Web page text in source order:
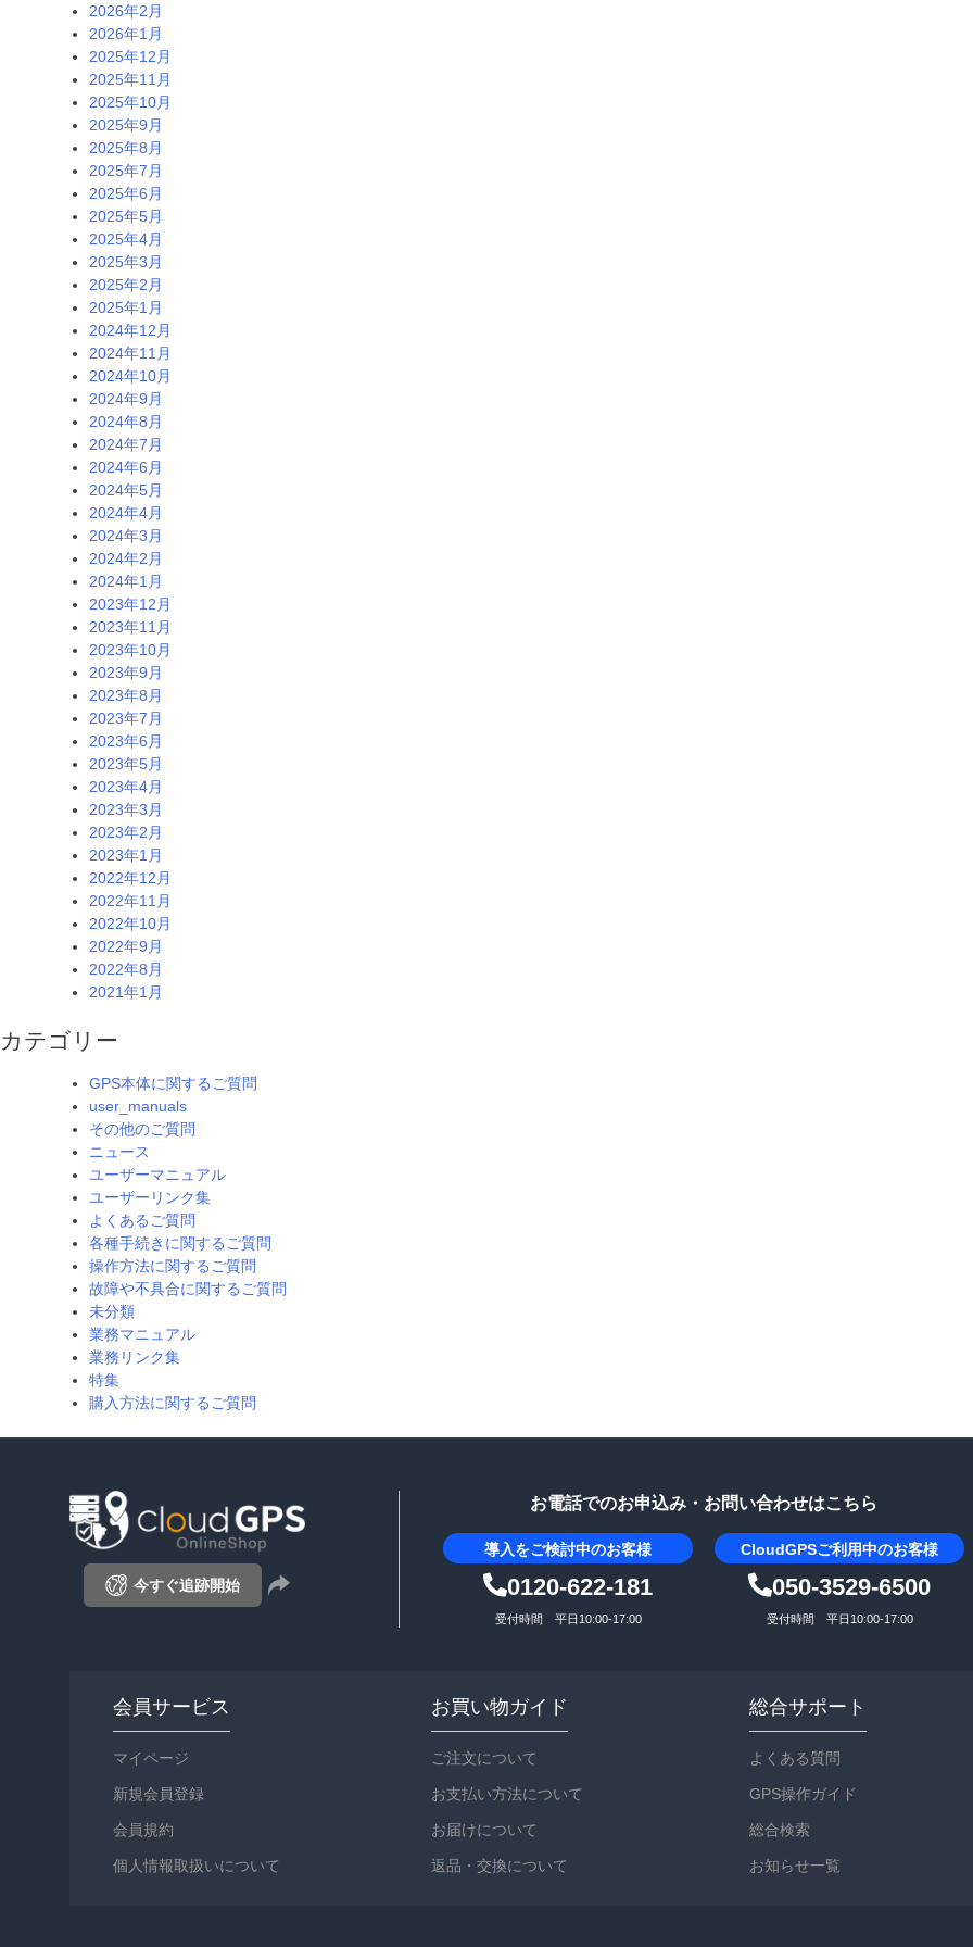
2026年2月
2026年1月
2025年12月
2025年11月
2025年10月
2025年9月
2025年8月
2025年7月
2025年6月
2025年5月
2025年4月
2025年3月
2025年2月
2025年1月
2024年12月
2024年11月
2024年10月
2024年9月
2024年8月
2024年7月
2024年6月
2024年5月
2024年4月
2024年3月
2024年2月
2024年1月
2023年12月
2023年11月
2023年10月
2023年9月
2023年8月
2023年7月
2023年6月
2023年5月
2023年4月
2023年3月
2023年2月
2023年1月
2022年12月
2022年11月
2022年10月
2022年9月
2022年8月
2021年1月
カテゴリー
GPS本体に関するご質問
user_manuals
その他のご質問
ニュース
ユーザーマニュアル
ユーザーリンク集
よくあるご質問
各種手続きに関するご質問
操作方法に関するご質問
故障や不具合に関するご質問
未分類
業務マニュアル
業務リンク集
特集
購入方法に関するご質問
今すぐ追跡開始
お電話でのお申込み・お問い合わせはこちら
導入をご検討中のお客様 CloudGPSご利用中のお客様
0120-622-181 050-3529-6500
受付時間 平日10:00-17:00 受付時間 平日10:00-17:00
会員サービス
マイページ
新規会員登録
会員規約
個人情報取扱いについて
お買い物ガイド
ご注文について
お支払い方法について
お届けについて
返品・交換について
総合サポート
よくある質問
GPS操作ガイド
総合検索
お知らせ一覧